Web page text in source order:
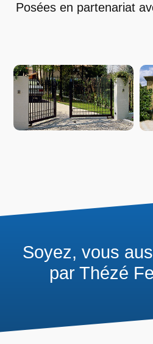
Posées en partenariat
Soyez, vous
par Thézé